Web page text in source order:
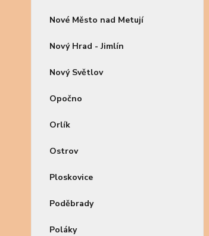
Nové Město nad Metují
Nový Hrad - Jimlín
Nový Světlov
Opočno
Orlík
Ostrov
Ploskovice
Poděbrady
Poláky